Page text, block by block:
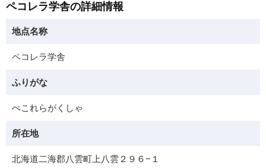
ペコレラ学舎の詳細情報
地点名称
ペコレラ学舎
ふりがな
ぺこれらがくしゃ
所在地
北海道二海郡八雲町上八雲２９６−１